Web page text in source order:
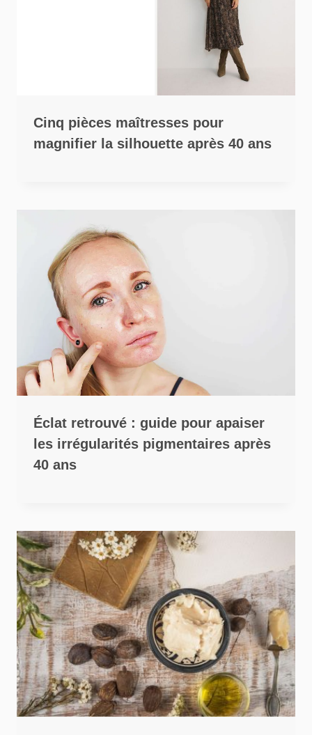
Cinq pièces maîtresses pour
magnifier la silhouette après 40 ans
Éclat retrouvé : guide pour apaiser
les irrégularités pigmentaires après
40 ans